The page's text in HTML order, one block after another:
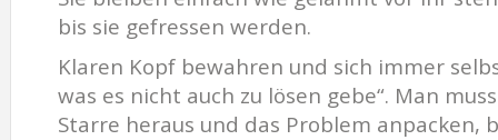
bis sie gefressen werden.
Klaren Kopf bewahren und sich immer
was es nicht auch zu lösen gebe“. Man
Starre heraus und das Problem anpacken,